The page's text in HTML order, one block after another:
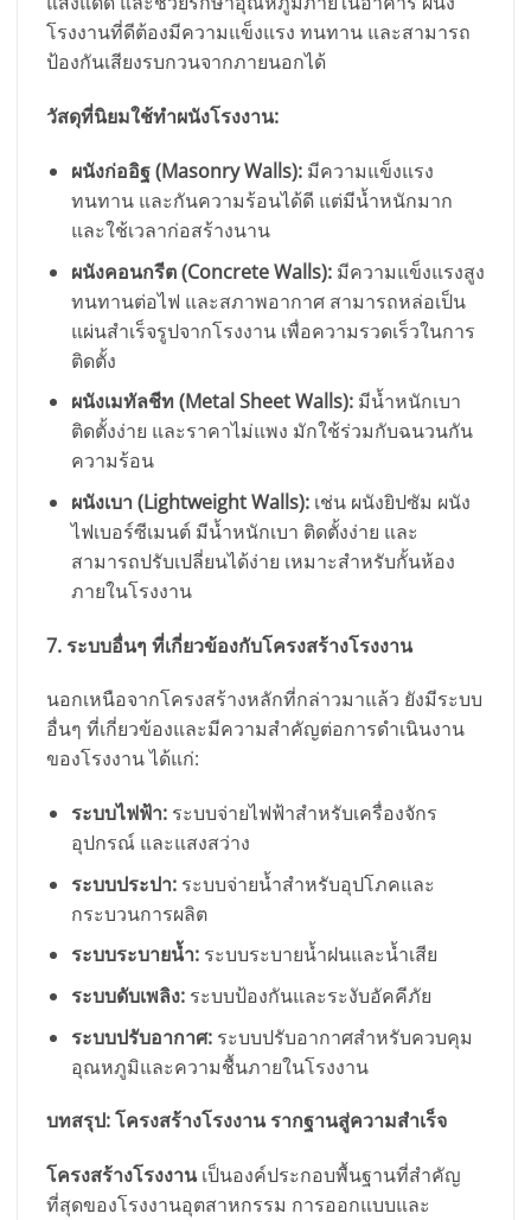
โรงงานที่ดีต้องมีความแข็งแรง ทนทาน และสามารถ
ป้องกันเสียงรบกวนจากภายนอกได้
วัสดุที่นิยมใช้ทำผนังโรงงาน:
ผนังก่ออิฐ (Masonry Walls):มีความแข็งแรง
ทนทาน และกันความร้อนได้ดี แต่มีน้ำหนักมาก
และใช้เวลาก่อสร้างนาน
ผนังคอนกรีต (Concrete Walls):มีความแข็งแรงสูง
ทนทานต่อไฟ และสภาพอากาศ สามารถหล่อเป็น
แผ่นสำเร็จรูปจากโรงงาน เพื่อความรวดเร็วในการ
ติดตั้ง
ผนังเมทัลชีท (Metal Sheet Walls):มีน้ำหนักเบา
ติดตั้งง่าย และราคาไม่แพง มักใช้ร่วมกับฉนวนกัน
ความร้อน
ผนังเบา (Lightweight Walls):เช่น ผนังยิปซัม ผนัง
ไฟเบอร์ซีเมนต์ มีน้ำหนักเบา ติดตั้งง่าย และ
สามารถปรับเปลี่ยนได้ง่าย เหมาะสำหรับกั้นห้อง
ภายในโรงงาน
7. ระบบอื่นๆ ที่เกี่ยวข้องกับโครงสร้างโรงงาน
นอกเหนือจากโครงสร้างหลักที่กล่าวมาแล้ว ยังมีระบบ
อื่นๆ ที่เกี่ยวข้องและมีความสำคัญต่อการดำเนินงาน
ของโรงงาน ได้แก่:
ระบบไฟฟ้า:ระบบจ่ายไฟฟ้าสำหรับเครื่องจักร
อุปกรณ์ และแสงสว่าง
ระบบประปา:ระบบจ่ายน้ำสำหรับอุปโภคและ
กระบวนการผลิต
ระบบระบายน้ำ:ระบบระบายน้ำฝนและน้ำเสีย
ระบบดับเพลิง:ระบบป้องกันและระงับอัคคีภัย
ระบบปรับอากาศ:ระบบปรับอากาศสำหรับควบคุม
อุณหภูมิและความชื้นภายในโรงงาน
บทสรุป: โครงสร้างโรงงาน รากฐานสู่ความสำเร็จ
โครงสร้างโรงงานเป็นองค์ประกอบพื้นฐานที่สำคัญ
ที่สุดของโรงงานอุตสาหกรรม การออกแบบและ